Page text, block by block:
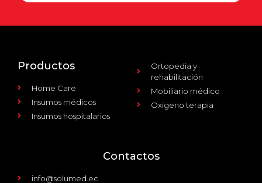
Productos
Home Care
Insumos médicos
Insumos hospitalarios
Ortopedia y
rehabilitación
Mobiliario médico
Oxigeno terapia
Contactos
info@solumed.ec